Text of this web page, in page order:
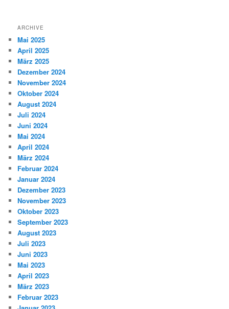
ARCHIVE
Mai 2025
April 2025
März 2025
Dezember 2024
November 2024
Oktober 2024
August 2024
Juli 2024
Juni 2024
Mai 2024
April 2024
März 2024
Februar 2024
Januar 2024
Dezember 2023
November 2023
Oktober 2023
September 2023
August 2023
Juli 2023
Juni 2023
Mai 2023
April 2023
März 2023
Februar 2023